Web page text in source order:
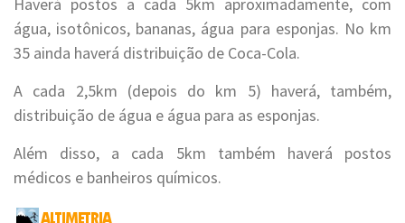
água, isotônicos, bananas, água para esponjas. No km
35 ainda haverá distribuição de Coca-Cola.
A cada 2,5km (depois do km 5) haverá, também,
distribuição de água e água para as esponjas.
Além disso, a cada 5km também haverá postos
médicos e banheiros químicos.